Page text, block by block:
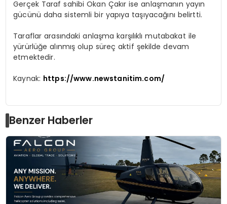
Gerçek Taraf sahibi Okan Çakır ise anlaşmanın yayın
gücünü daha sistemli bir yapıya taşıyacağını belirtti.
Taraflar arasındaki anlaşma karşılıklı mutabakat ile
yürürlüğe alınmış olup süreç aktif şekilde devam
etmektedir.
Kaynak: https://www.newstanitim.com/
Benzer Haberler